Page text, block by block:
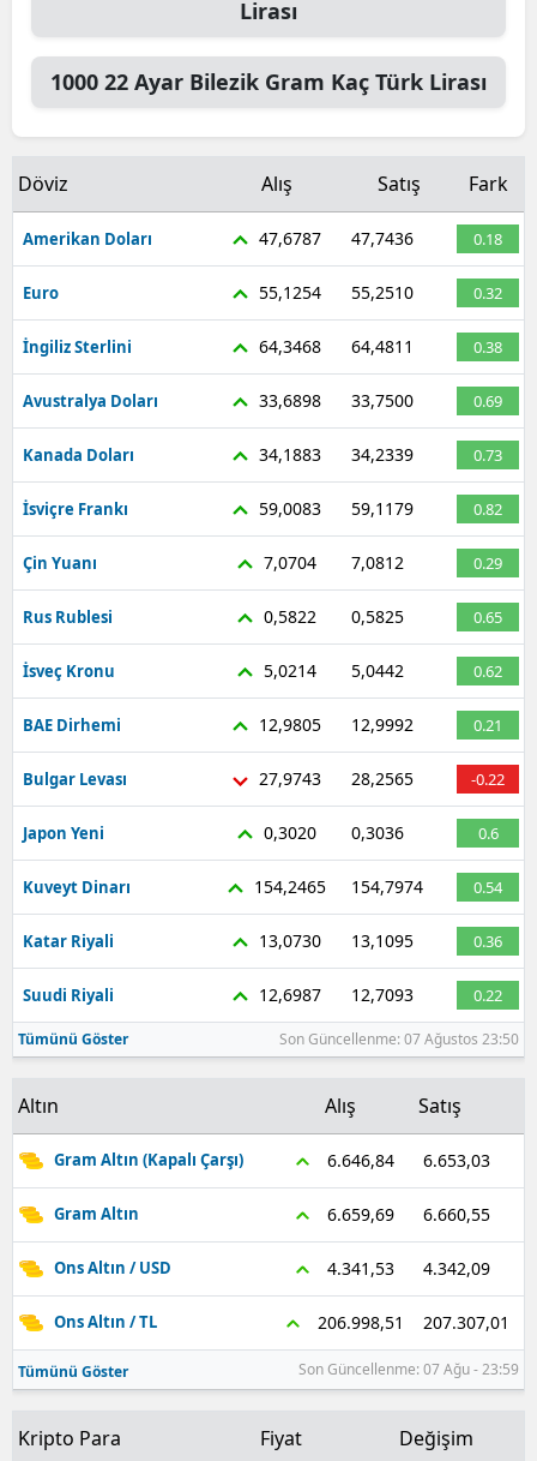
Lirası
1000 22 Ayar Bilezik Gram Kaç Türk Lirası
Döviz Alış Satış Fark
Amerikan Doları 47,6787 47,7436 0.18
Euro 55,1254 55,2510 0.32
İngiliz Sterlini 64,3468 64,4811 0.38
Avustralya Doları 33,6898 33,7500 0.69
Kanada Doları 34,1883 34,2339 0.73
İsviçre Frankı 59,0083 59,1179 0.82
Çin Yuanı 7,0704 7,0812 0.29
Rus Rublesi 0,5822 0,5825 0.65
İsveç Kronu 5,0214 5,0442 0.62
BAE Dirhemi 12,9805 12,9992 0.21
Bulgar Levası 27,9743 28,2565 -0.22
Japon Yeni 0,3020 0,3036 0.6
Kuveyt Dinarı 154,2465 154,7974 0.54
Katar Riyali 13,0730 13,1095 0.36
Suudi Riyali 12,6987 12,7093 0.22
Tümünü Göster Son Güncellenme: 07 Ağustos 23:50
Altın Alış Satış
Gram Altın (Kapalı Çarşı) 6.646,84 6.653,03
Gram Altın 6.659,69 6.660,55
Ons Altın / USD 4.341,53 4.342,09
Ons Altın / TL 206.998,51 207.307,01
Tümünü Göster Son Güncellenme: 07 Ağu - 23:59
Kripto Para Fiyat Değişim